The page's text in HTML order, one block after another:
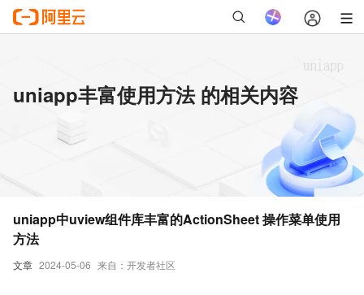
uniapp丰富使用方法 的相关内容
文章 2024-05-06 来自：开发者社区
uniapp中uview组件库丰富的ActionSheet 操作菜单使用
方法